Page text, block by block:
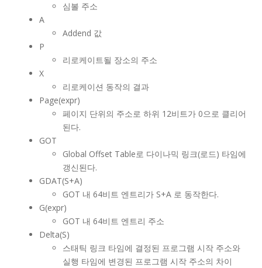
심볼 주소
A
Addend 값
P
리로케이트될 장소의 주소
X
리로케이션 동작의 결과
Page(expr)
페이지 단위의 주소로 하위 12비트가 0으로 클리어
된다.
GOT
Global Offset Table로 다이나믹 링크(로드) 타임에
갱신된다.
GDAT(S+A)
GOT 내 64비트 엔트리가 S+A 로 동작한다.
G(expr)
GOT 내 64비트 엔트리 주소
Delta(S)
스태틱 링크 타임에 결정된 프로그램 시작 주소와
실행 타임에 변경된 프로그램 시작 주소의 차이